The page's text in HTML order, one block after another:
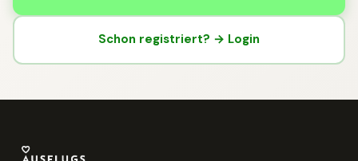
Schon registriert? → Login